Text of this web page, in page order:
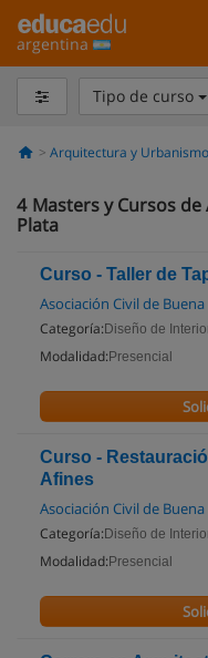
argentina
Tipo de curso
Arquitectura y Urbanismo
4 Masters y Cursos
Plata
Curso - Taller de
Asociación Civil de
Categoría: Diseño de
Modalidad: Presencial
Curso -
Afines
Asociación Civil de
Categoría: Diseño de
Modalidad: Presencial